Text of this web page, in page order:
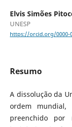
Elvis Simões
UNESP
https://orcid.org/0000-
Resumo
A dissolução da
ordem
preenchido por